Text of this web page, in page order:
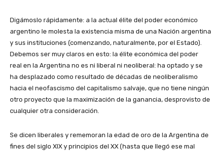
Digámoslo rápidamente: a la actual élite del poder económico
argentino le molesta la existencia misma de una Nación argentina
y sus instituciones (comenzando, naturalmente, por el Estado).
Debemos ser muy claros en esto: la élite económica del poder
real en la Argentina no es ni liberal ni neoliberal: ha optado y se
ha desplazado como resultado de décadas de neoliberalismo
hacia el neofascismo del capitalismo salvaje, que no tiene ningún
otro proyecto que la maximización de la ganancia, desprovisto de
cualquier otra consideración.
Se dicen liberales y rememoran la edad de oro de la Argentina de
fines del siglo XIX y principios del XX (hasta que llegó ese mal